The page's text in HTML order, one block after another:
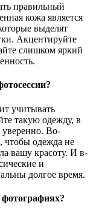
правильный
кожа является
выделят
Акцентируйте
слишком яркий
учитывать
такую одежду, в
уверенно. Во-
чтобы одежда не
вашу красоту. И в-
и
долгое время.